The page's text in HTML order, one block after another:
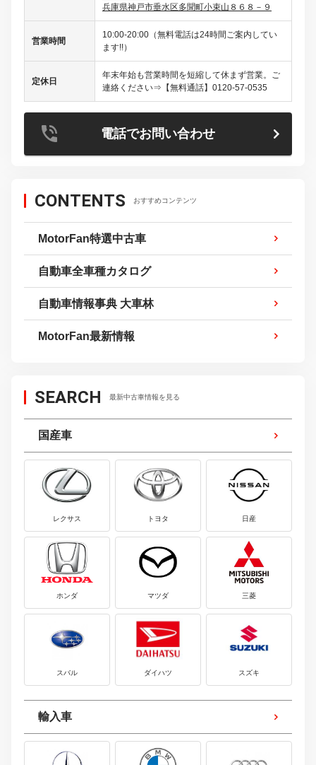
兵庫県神戸市垂水区多聞町小束山８６８－９
営業時間
10:00-20:00（無料電話は24時間ご案内してい
ます!!）
定休日
年末年始も営業時間を短縮して休まず営業。ご
連絡ください⇒【無料通話】0120-57-0535
電話でお問い合わせ
CONTENTS おすすめコンテンツ
MotorFan特選中古車
自動車全車種カタログ
自動車情報事典 大車林
MotorFan最新情報
SEARCH 最新中古車情報を見る
国産車
レクサス トヨタ 日産
ホンダ マツダ 三菱
スバル ダイハツ スズキ
輸入車